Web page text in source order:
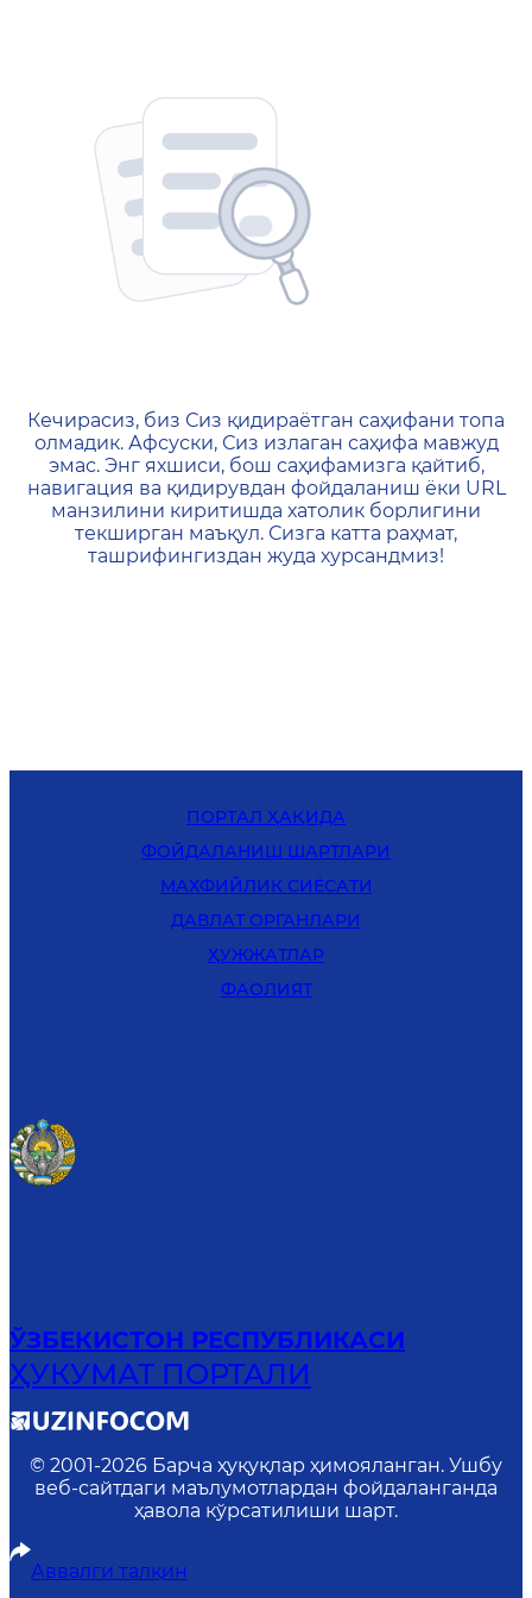
404 — Страница не
Кечирасиз, биз Сиз қидираётган саҳифани топа
олмадик. Афсуски, Сиз излаган саҳифа мавжуд
эмас. Энг яхшиси, бош саҳифамизга қайтиб,
навигация ва қидирувдан фойдаланиш ёки URL
манзилини киритишда хатолик борлигини
текширган маъқул. Сизга катта раҳмат,
ташрифингиздан жуда хурсандмиз!
ПОРТАЛ ҲАҚИДА
ФОЙДАЛАНИШ ШАРТЛАРИ
MАХФИЙЛИК СИЁСАТИ
ДАВЛАТ ОРГАНЛАРИ
ҲУЖЖАТЛАР
ФАОЛИЯТ
ЎЗБЕКИСТОН РЕСПУБЛИКАСИ
ҲУКУМАТ ПОРТАЛИ
© 2001-2026 Барча ҳуқуқлар ҳимояланган. Ушбу
веб-сайтдаги маълумотлардан фойдаланганда
ҳавола кўрсатилиши шарт.
Аввалги талқин